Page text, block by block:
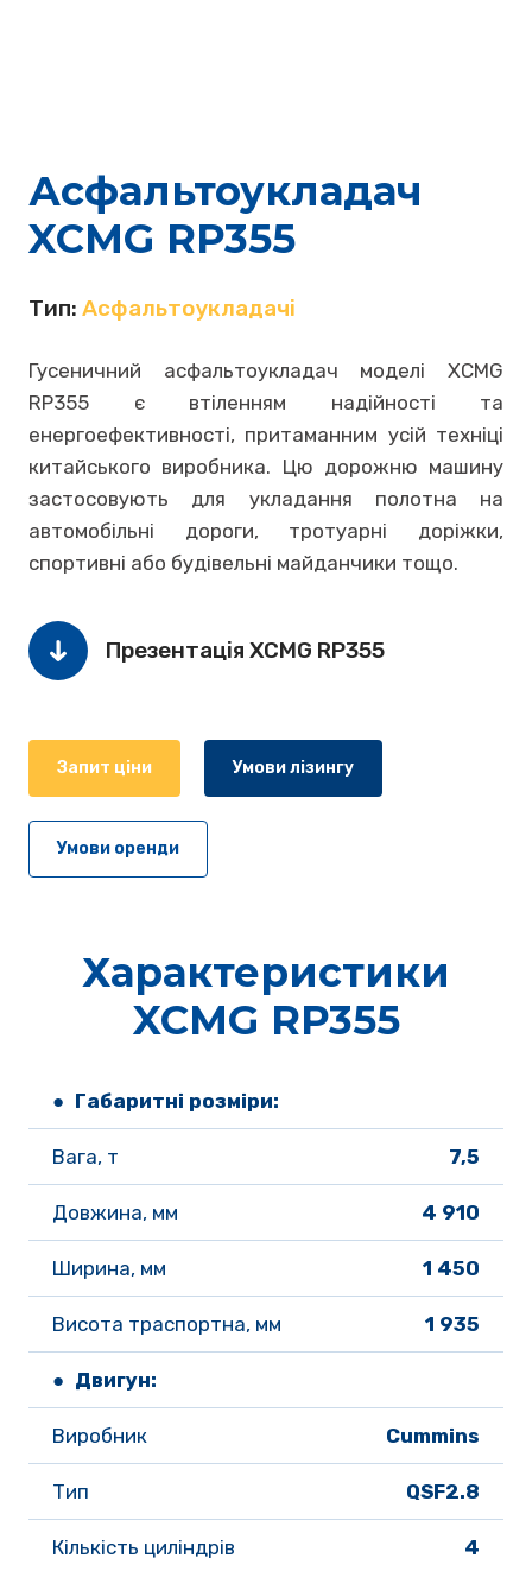
Асфальтоукладач
XCMG RP355
Тип: Асфальтоукладачі
Гусеничний асфальтоукладач моделі XCMG
RP355 є втіленням надійності та
енергоефективності, притаманним усій техніці
китайського виробника. Цю дорожню машину
застосовують для укладання полотна на
автомобільні дороги, тротуарні доріжки,
спортивні або будівельні майданчики тощо.
Презентація XCMG RP355
Запит ціни Умови лізингу
Умови оренди
Характеристики
XCMG RP355
● Габаритні розміри:
Вага, т 7,5
Довжина, мм 4 910
Ширина, мм 1 450
Висота траспортна, мм 1 935
Виробник Cummins
Тип QSF2.8
Кількість циліндрів 4